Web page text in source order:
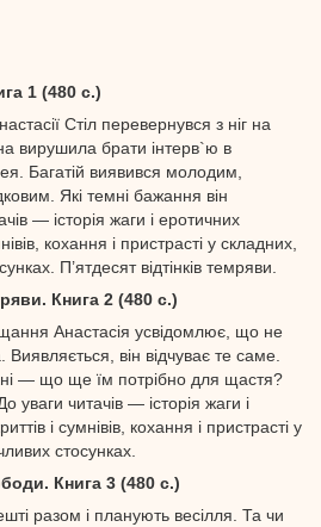
1 (480 с.)
Стіл перевернувся з ніг на
вирушила брати інтерв`ю в
Багатій виявився молодим,
Які темні бажання він
— історія жаги і еротичних
кохання і пристрасті у складних,
П’ятдесят відтінків темряви.
Книга 2 (480 с.)
Анастасія усвідомлює, що не
він відчуває те саме.
— що ще їм потрібно для щастя?
уваги читачів — історія жаги і
і сумнівів, кохання і пристрасті у
стосунках.
Книга 3 (480 с.)
разом і планують весілля. Та чи